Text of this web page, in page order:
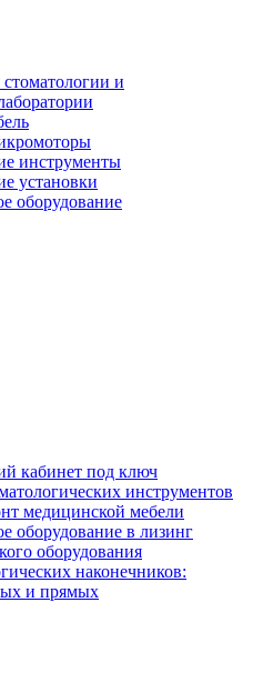
и
инструменты
установки
оборудование
кабинет под ключ
инструментов
медицинской мебели
оборудование в лизинг
оборудования
наконечников:
и прямых